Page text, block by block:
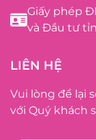
Giấy phép
và Đầu tư
LIÊN HỆ
Vui lòng để lại
với Quý khách